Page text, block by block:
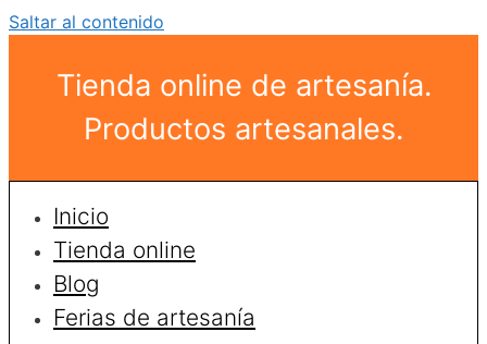
Saltar al contenido
Tienda online de artesanía.
Productos artesanales.
Inicio
Tienda online
Blog
Ferias de artesanía